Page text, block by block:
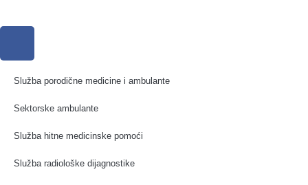
Služba porodične medicine i ambulante
Sektorske ambulante
Služba hitne medicinske pomoći
Služba radiološke dijagnostike